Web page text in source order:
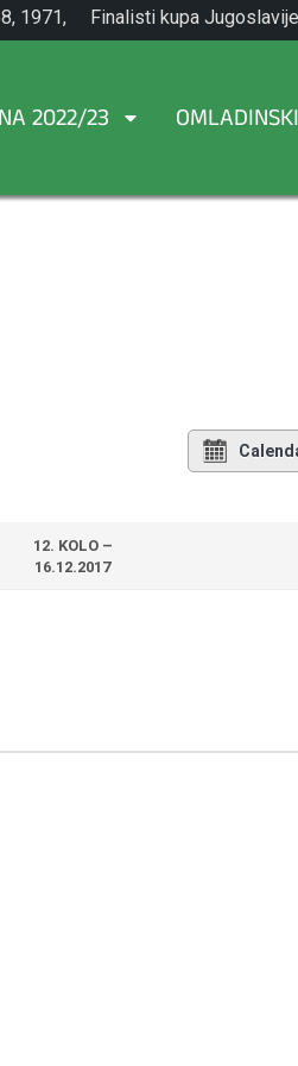
1971,
Finalisti kupa Jugoslavije
1965.
2022/23
12. KOLO –
16.12.2017